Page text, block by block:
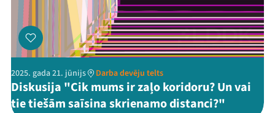
2025. gada 21. jūnijs Darba devēju telts
Diskusija "Cik mums ir zaļo koridoru? Un vai
tie tiešām saīsina skrienamo distanci?"